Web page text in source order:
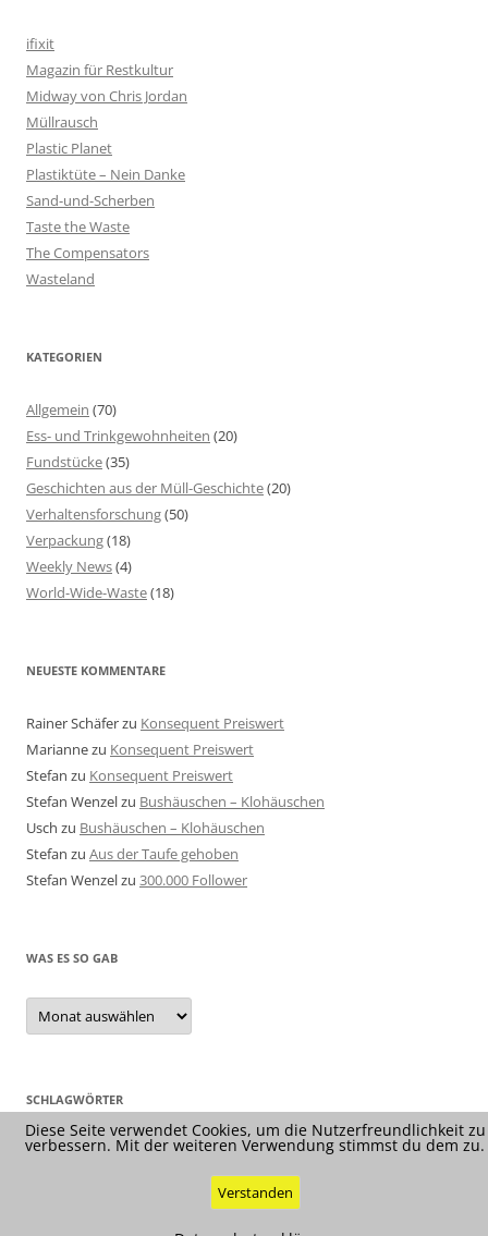
ifixit
Magazin für Restkultur
Midway von Chris Jordan
Müllrausch
Plastic Planet
Plastiktüte – Nein Danke
Sand-und-Scherben
Taste the Waste
The Compensators
Wasteland
KATEGORIEN
Allgemein (70)
Ess- und Trinkgewohnheiten (20)
Fundstücke(35)
Geschichten aus der Müll-Geschichte(20)
Verhaltensforschung(50)
Verpackung(18)
Weekly News(4)
World-Wide-Waste(18)
NEUESTE KOMMENTARE
Rainer Schäferzu Konsequent Preiswert
Mariannezu Konsequent Preiswert
Stefan zu Konsequent Preiswert
Stefan Wenzelzu Bushäuschen – Klohäuschen
Usch zu Bushäuschen – Klohäuschen
Stefan zu Aus der Taufe gehoben
Stefan Wenzelzu 300.000 Follower
WAS ES SO GAB
Was
es
so
SCHLAGWÖRTER
Diese Seite verwendet Cookies, um die Nutzerfreundlichkeit zu
verbessern. Mit der weiteren Verwendung stimmst du dem zu.
Verstanden